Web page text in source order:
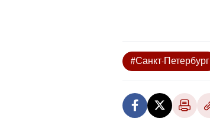
#Санкт-Петербург